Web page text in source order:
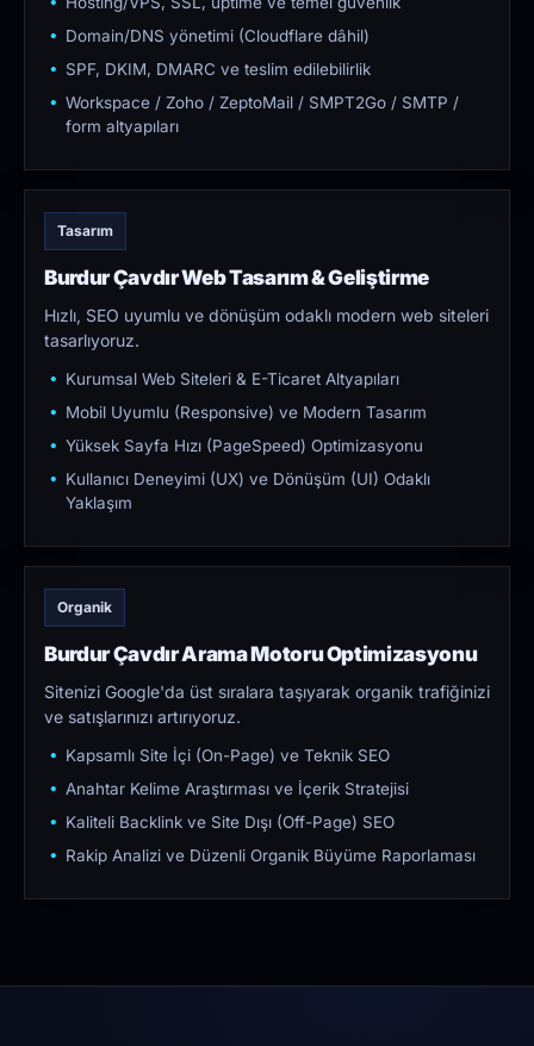
Domain/DNS yönetimi (Cloudflare dâhil)
SPF, DKIM, DMARC ve teslim edilebilirlik
Workspace / Zoho / ZeptoMail / SMPT2Go / SMTP /
form altyapıları
Tasarım
Burdur Çavdır Web Tasarım & Geliştirme
Hızlı, SEO uyumlu ve dönüşüm odaklı modern web siteleri
tasarlıyoruz.
Kurumsal Web Siteleri & E-Ticaret Altyapıları
Mobil Uyumlu (Responsive) ve Modern Tasarım
Yüksek Sayfa Hızı (PageSpeed) Optimizasyonu
Kullanıcı Deneyimi (UX) ve Dönüşüm (UI) Odaklı
Yaklaşım
Organik
Burdur Çavdır Arama Motoru Optimizasyonu
Sitenizi Google'da üst sıralara taşıyarak organik trafiğinizi
ve satışlarınızı artırıyoruz.
Kapsamlı Site İçi (On-Page) ve Teknik SEO
Anahtar Kelime Araştırması ve İçerik Stratejisi
Kaliteli Backlink ve Site Dışı (Off-Page) SEO
Rakip Analizi ve Düzenli Organik Büyüme Raporlaması